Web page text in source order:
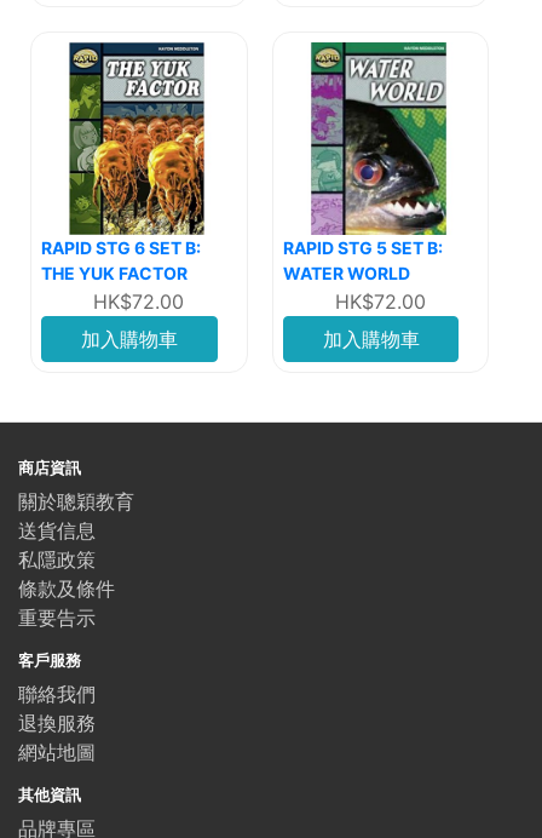
RAPID STG 6 SET B:
THE YUK FACTOR
HK$72.00
加入購物車
RAPID STG 5 SET B:
WATER WORLD
HK$72.00
加入購物車
商店資訊
關於聰穎教育
送貨信息
私隱政策
條款及條件
重要告示
客戶服務
聯絡我們
退換服務
網站地圖
其他資訊
品牌專區